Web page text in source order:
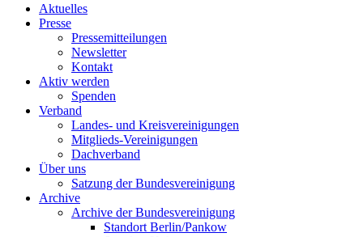
Aktuelles
Presse
Pressemitteilungen
Newsletter
Kontakt
Aktiv werden
Spenden
Verband
Landes- und Kreisvereinigungen
Mitglieds-Vereinigungen
Dachverband
Über uns
Satzung der Bundesvereinigung
Archive
Archive der Bundesvereinigung
Standort Berlin/Pankow